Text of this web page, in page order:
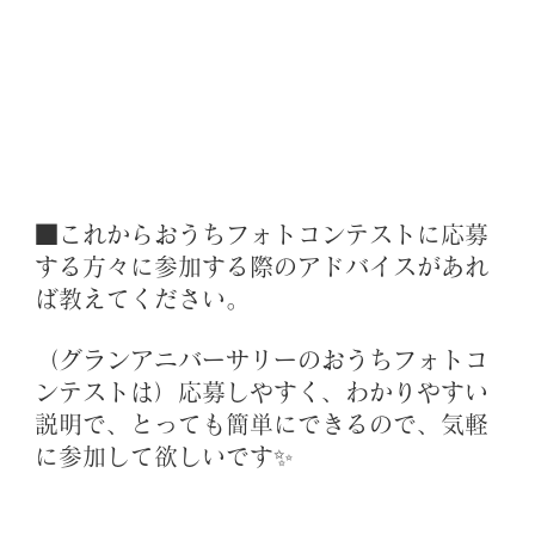
■これからおうちフォトコンテストに応募
する方々に参加する際のアドバイスがあれ
ば教えてください。
（グランアニバーサリーのおうちフォトコ
ンテストは）応募しやすく、わかりやすい
説明で、とっても簡単にできるので、気軽
に参加して欲しいです✨